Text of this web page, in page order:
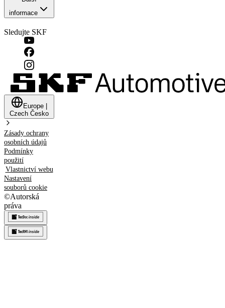
informace
Sledujte SKF
Europe
Czech Česko
Zásady ochrany
osobních údajů
Podmínky
použití
Vlastnictví webu
Nastavení
souborů cookie
©Autorská
práva